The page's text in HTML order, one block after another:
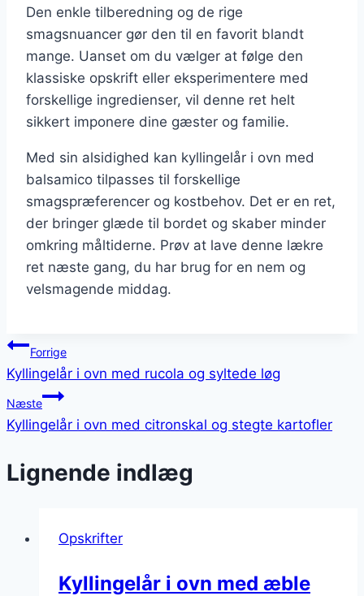
Den enkle tilberedning og de rige
smagsnuancer gør den til en favorit blandt
mange. Uanset om du vælger at følge den
klassiske opskrift eller eksperimentere med
forskellige ingredienser, vil denne ret helt
sikkert imponere dine gæster og familie.
Med sin alsidighed kan kyllingelår i ovn med
balsamico tilpasses til forskellige
smagspræferencer og kostbehov. Det er en ret,
der bringer glæde til bordet og skaber minder
omkring måltiderne. Prøv at lave denne lækre
ret næste gang, du har brug for en nem og
velsmagende middag.
Indlægsnavigation
Forrige
Kyllingelår i ovn med rucola og syltede løg
Næste
Kyllingelår i ovn med citronskal og stegte kartofler
Lignende indlæg
Opskrifter
Kyllingelår i ovn med æble